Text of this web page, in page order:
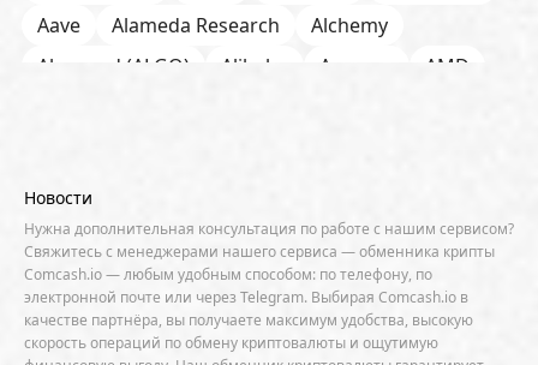
Aave
Alameda Research
Alchemy
Algorand (ALGO)
Alibaba Amazon
AMD
Aster
Binance
BIS Bitcoin Core
Bitcoin Pizza Day
Bitfarms
Bitfinex Bitget
Bithumb
BitMEX
BitOK Bitwise BlackRock
Block
Bloomberg
BNB Chain BNP Paribas
Новости
Нужна дополнительная консультация по работе с нашим сервисом?
Свяжитесь с менеджерами нашего сервиса — обменника крипты
Comcash.io — любым удобным способом: по телефону, по
электронной почте или через Telegram. Выбирая Comcash.io в
качестве партнёра, вы получаете максимум удобства, высокую
скорость операций по обмену криптовалюты и ощутимую